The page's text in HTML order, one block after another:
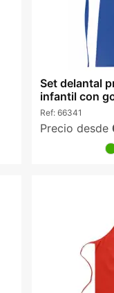
Set delantal
infantil con
Ref: 66341
Precio desde